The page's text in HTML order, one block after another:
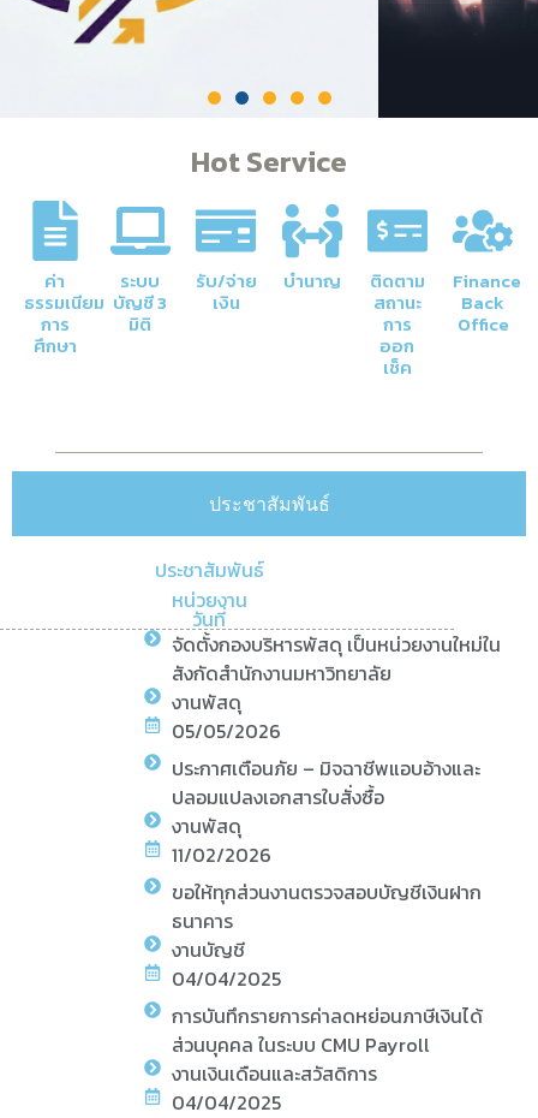
Hot Service
ค่า
ธรรมเนียม
การ
ศึกษา
ระบบ
บัญชี 3
มิติ
รับ/จ่าย
เงิน
บำนาญ ติดตาม
สถานะ
การ
ออก
เช็ค
Finance
Back
Office
ประชาสัมพันธ์
ประชาสัมพันธ์
หน่วยงาน
วันที่
จัดตั้งกองบริหารพัสดุ เป็นหน่วยงานใหม่ใน
สังกัดสำนักงานมหาวิทยาลัย
งานพัสดุ
05/05/2026
ประกาศเตือนภัย – มิจฉาชีพแอบอ้างและ
ปลอมแปลงเอกสารใบสั่งซื้อ
งานพัสดุ
11/02/2026
ขอให้ทุกส่วนงานตรวจสอบบัญชีเงินฝาก
ธนาคาร
งานบัญชี
04/04/2025
การบันทึกรายการค่าลดหย่อนภาษีเงินได้
ส่วนบุคคล ในระบบ CMU Payroll
งานเงินเดือนและสวัสดิการ
04/04/2025